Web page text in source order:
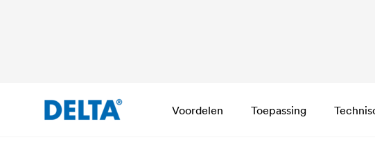
Voordelen Toepassing